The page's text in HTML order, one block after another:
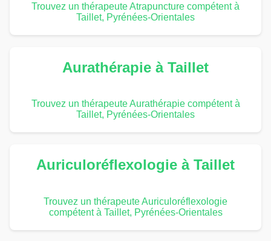
Trouvez un thérapeute Atrapuncture compétent à
Taillet, Pyrénées-Orientales
Aurathérapie à Taillet
Trouvez un thérapeute Aurathérapie compétent à
Taillet, Pyrénées-Orientales
Auriculoréflexologie à Taillet
Trouvez un thérapeute Auriculoréflexologie
compétent à Taillet, Pyrénées-Orientales